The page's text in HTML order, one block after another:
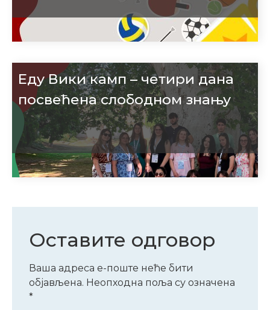
Еду Вики камп – четири дана
посвећена слободном знању
Оставите одговор
Ваша адреса е-поште неће бити
објављена. Неопходна поља су означена
*